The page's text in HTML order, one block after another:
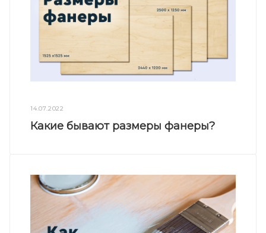
14.07.2022
Какие бывают размеры фанеры?